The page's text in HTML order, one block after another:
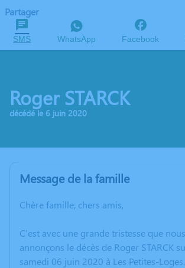
Partager
SMS WhatsApp Facebook
Roger STARCK
décédé le 6 juin 2020
Message de la famille
Chère famille, chers amis,
C’est avec une grande tristesse que
annonçons le décès de Roger STARCK
samedi 06 juin 2020 à Les Petites-Loges.